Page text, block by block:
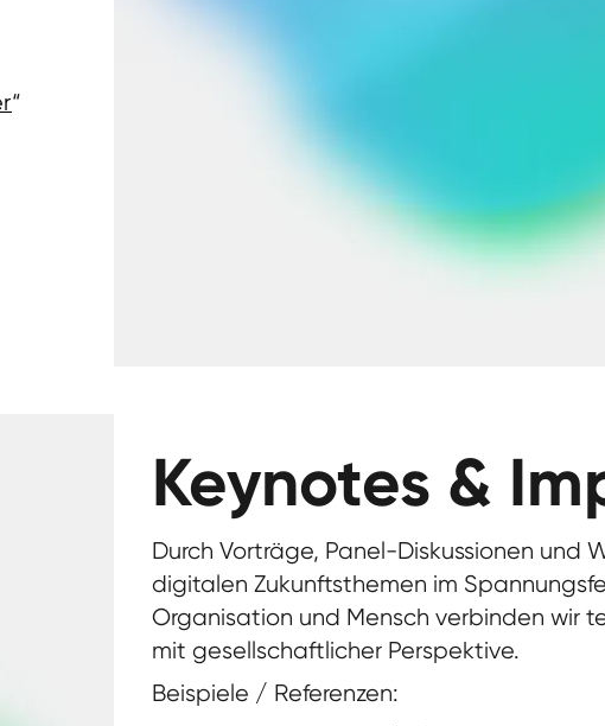
“
Keynotes &
Durch Vorträge, Panel-Diskussionen und
digitalen Zukunftsthemen im
Organisation und Mensch verbinden wir
mit gesellschaftlicher Perspektive.
Beispiele / Referenzen: